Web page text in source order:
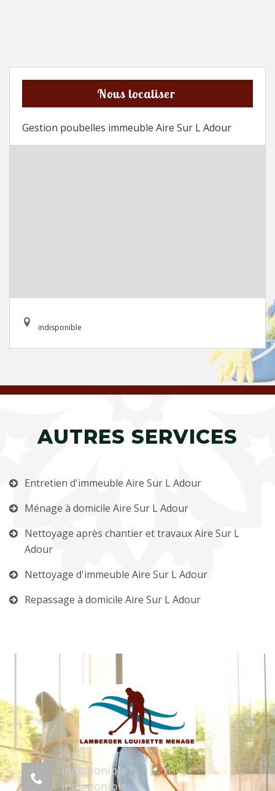
Nous localiser
Gestion poubelles immeuble Aire Sur L Adour
indisponible
AUTRES SERVICES
Entretien d'immeuble Aire Sur L Adour
Ménage à domicile Aire Sur L Adour
Nettoyage après chantier et travaux Aire Sur L
Adour
Nettoyage d'immeuble Aire Sur L Adour
Repassage à domicile Aire Sur L Adour
indisponible
indisponible